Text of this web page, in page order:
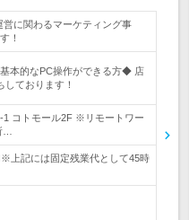
に関わるマーケティング事
！
本的なPC操作ができる方◆ 店
ております！
1 コトモール2F ※リモートワー
…
※上記には固定残業代として45時